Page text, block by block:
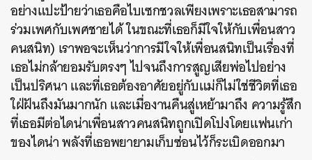
อย่างแปะป้ายว่าเธอคือไบเซกชวลเพียงเพราะเธอสามารถ
ร่วมเพศกับเพศชายได้ ในขณะที่เธอก็มีใจให้กับเพื่อนสาว
คนสนิท) เราพอจะเห็นว่าการมีใจให้เพื่อนสนิทเป็นเรื่องที่
เธอไม่กล้ายอมรับตรงๆ ไปจนถึงการสูญเสียพ่อไปอย่าง
เป็นปริศนา และที่เธอต้องอาศัยอยู่กับแม่ก็ไม่ใช่ชีวิตที่เธอ
ใฝ่ฝันถึงมันมากนัก และเมื่องานคืนสู่เหย้ามาถึง ความรู้สึก
ที่เธอมีต่อไดน่าเพื่อนสาวคนสนิทถูกเปิดโปงโดยแฟนเก่า
ของไดน่า พลังที่เธอพยายามเก็บซ่อนไว้ก็ระเบิดออกมา